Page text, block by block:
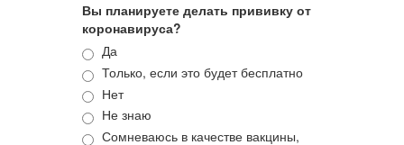
Вы планируете делать прививку от
коронавируса?
Варианты
Да
Только, если это будет бесплатно
Нет
Не знаю
Сомневаюсь в качестве вакцины,